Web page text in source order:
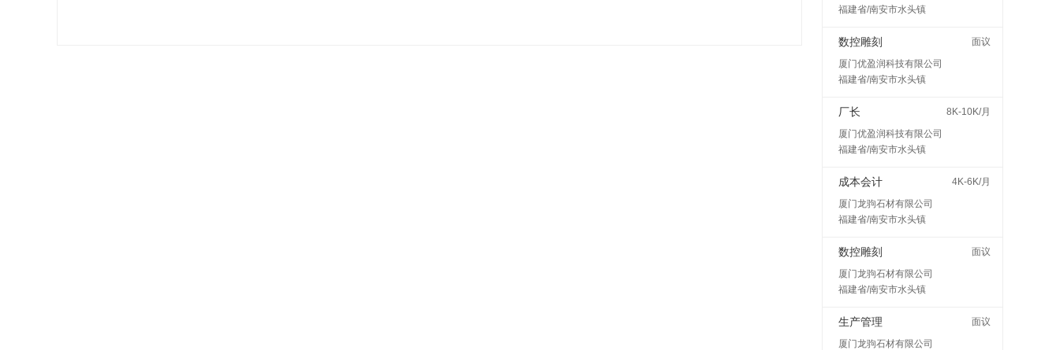
福建省/南安市水头镇
数控雕刻
面议
厦门优盈润科技有限公司
福建省/南安市水头镇
厂长
8K-10K/月
厦门优盈润科技有限公司
福建省/南安市水头镇
成本会计
4K-6K/月
厦门龙驹石材有限公司
福建省/南安市水头镇
数控雕刻
面议
厦门龙驹石材有限公司
福建省/南安市水头镇
生产管理
面议
厦门龙驹石材有限公司